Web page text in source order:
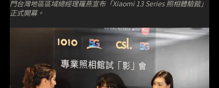
門台灣地區區域總經理羅燕宣布「Xiaomi 13 Series 照相體驗館」
正式開幕。